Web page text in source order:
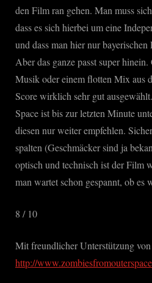
den Film ran gehen. Man muss
dass es sich hierbei um eine
und dass man hier nur
Aber das ganze passt super
Musik oder einem flotten Mix aus
Score wirklich sehr gut
Space ist bis zur letzten Minute
diesen nur weiter empfehlen.
spalten (Geschmäcker sind ja
optisch und technisch ist der Film
man wartet schon gespannt, ob es
8 / 10
Mit freundlicher Unterstützung von
http://